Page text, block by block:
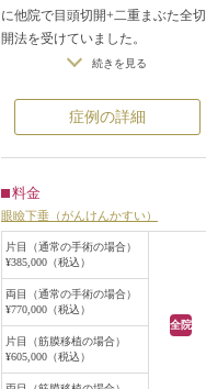
に他院で目頭切開+二重まぶた全切
開法を受けていました。
目頭切開は、三日月型皮膚切除法の
傷が汚いです。
二重まぶた全切開法は、かなり皮膚
また、上まぶたの脂肪がかなりの量
切除されており、大きく目がくぼん
でいました。
「二重の幅を狭くして、自然に見え
るようにしてほしい」という御要望
だったのですが、皮膚や脂肪をたく
さん切除されている例は、修正が非
常に難しいです。
手術は、皮膚を切除しすぎて、目が
続きを見る
症例の詳細
料金
眼瞼下垂（がんけんかすい）
片目（通常の手術の場合）
¥385,000（税込）
全院
両目（通常の手術の場合）
¥770,000（税込）
片目（筋膜移植の場合）
¥605,000（税込）